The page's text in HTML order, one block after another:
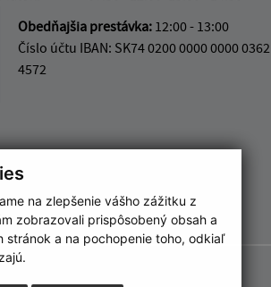
na zlepšenie vášho zážitku z
zobrazovali prispôsobený obsah a
a na pochopenie toho, odkiaľ
Obedňajšia prestávka: 12:00 - 13:00
Číslo účtu IBAN: SK74 0200 0000 0000 0362
4572